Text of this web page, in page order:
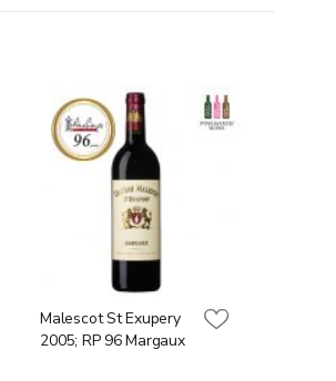
Malescot St Exupery
2005; RP 96 Margaux